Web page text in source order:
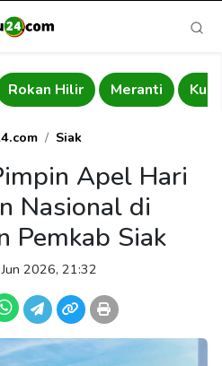
Meranti Kuantan Singingi
Siak
Apel Hari
Nasional di
Pemkab Siak
2026, 21:32